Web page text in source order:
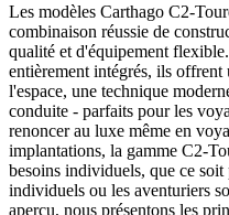
Les modèles Carthago C2-
combinaison réussie de
qualité et d'équipement
entièrement intégrés, ils
l'espace, une technique
conduite - parfaits pour les
renoncer au luxe même en
implantations, la gamme C2-
besoins individuels, que ce
individuels ou les aventuriers
aperçu, nous présentons les